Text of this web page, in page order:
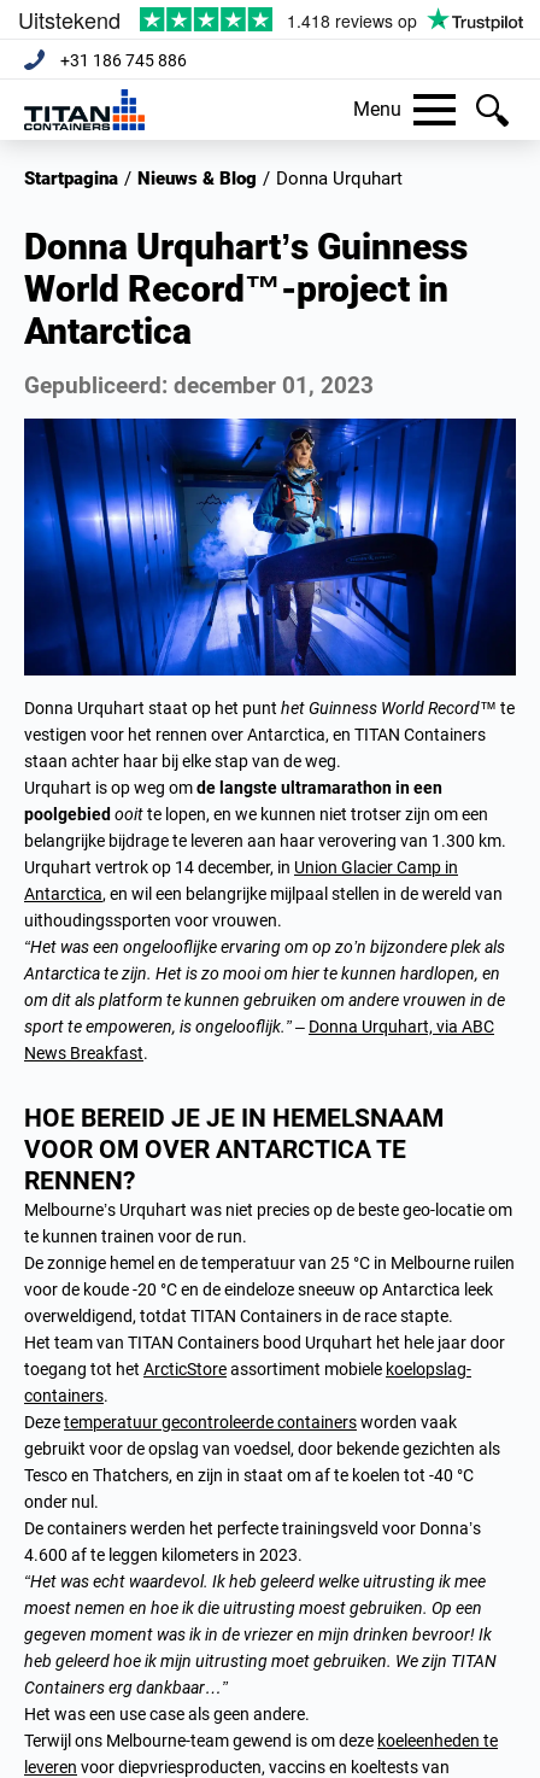
+31 186 745 886
Menu
Startpagina / Nieuws & Blog / Donna Urquhart
Donna Urquhart’s Guinness
World Record™-project in
Antarctica
Gepubliceerd: december 01, 2023
Donna Urquhart staat op het punt het Guinness World Record™ te
vestigen voor het rennen over Antarctica, en TITAN Containers
staan achter haar bij elke stap van de weg.
Urquhart is op weg omde langste ultramarathon in een
poolgebied ooitte lopen, en we kunnen niet trotser zijn om een
belangrijke bijdrage te leveren aan haar verovering van 1.300 km.
Urquhart vertrok op 14 december, in Union Glacier Camp in
Antarctica, en wil een belangrijke mijlpaal stellen in de wereld van
uithoudingssporten voor vrouwen.
“Het was een ongelooflijke ervaring om op zo’n bijzondere plek als
Antarctica te zijn. Het is zo mooi om hier te kunnen hardlopen, en
om dit als platform te kunnen gebruiken om andere vrouwen in de
sport te empoweren, is ongelooflijk.” – Donna Urquhart, via ABC
News Breakfast.
HOE BEREID JE JE IN HEMELSNAAM
VOOR OM OVER ANTARCTICA TE
RENNEN?
Melbourne’s Urquhart was niet precies op de beste geo-locatie om
te kunnen trainen voor de run.
De zonnige hemel en de temperatuur van 25 °C in Melbourne ruilen
voor de koude -20 °C en de eindeloze sneeuw op Antarctica leek
overweldigend, totdat TITAN Containers in de race stapte.
Het team van TITAN Containers bood Urquhart het hele jaar door
toegang tot het ArcticStoreassortiment mobiele koelopslag-
containers.
Dezetemperatuur gecontroleerde containersworden vaak
gebruikt voor de opslag van voedsel, door bekende gezichten als
Tesco en Thatchers, en zijn in staat om af te koelen tot -40 °C
onder nul.
De containers werden het perfecte trainingsveld voor Donna’s
4.600 af te leggen kilometers in 2023.
“Het was echt waardevol. Ik heb geleerd welke uitrusting ik mee
moest nemen en hoe ik die uitrusting moest gebruiken. Op een
gegeven moment was ik in de vriezer en mijn drinken bevroor! Ik
heb geleerd hoe ik mijn uitrusting moet gebruiken. We zijn TITAN
Containers erg dankbaar…”
Het was een use case als geen andere.
Terwijl ons Melbourne-team gewend is om deze koeleenheden te
leveren voor diepvriesproducten, vaccins en koeltests van